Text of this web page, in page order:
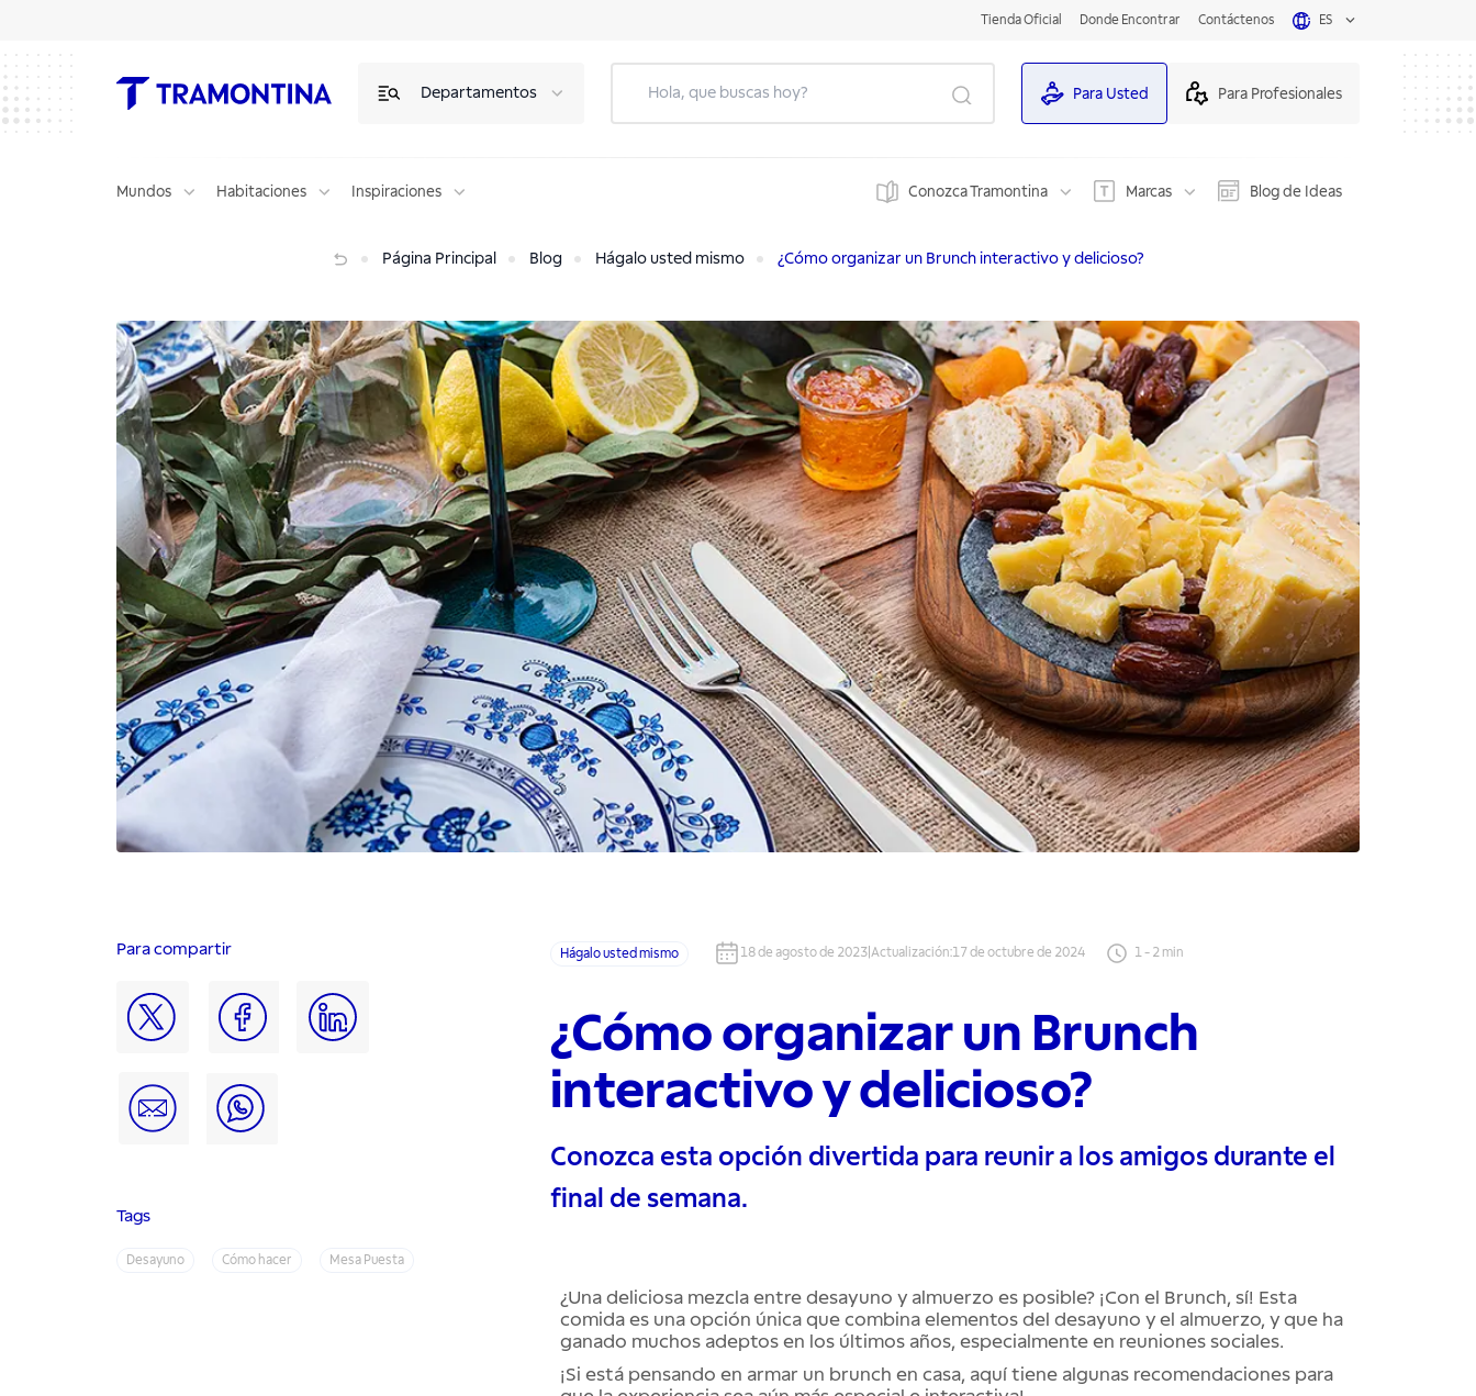
Tienda Oficial Donde Encontrar Contáctenos ES
Departamentos Para Usted Para Profesionales
Mundos Habitaciones Inspiraciones Conozca Tramontina Marcas Blog de Ideas
Página Principal Blog Hágalo usted mismo ¿Cómo organizar un Brunch interactivo y delicioso?
Para compartir
Tags
Desayuno Cómo hacer Mesa Puesta
Hágalo usted mismo 18 de agosto de 2023 Actualización:17 de octubre de 2024 1- 2 min
¿Cómo organizar un Brunch
interactivo y delicioso?
Conozca esta opción divertida para reunir a los amigos durante el
final de semana.
¿Una deliciosa mezcla entre desayuno y almuerzo es posible? ¡Con el Brunch, sí! Esta
comida es una opción única que combina elementos del desayuno y el almuerzo, y que ha
ganado muchos adeptos en los últimos años, especialmente en reuniones sociales.
¡Si está pensando en armar un brunch en casa, aquí tiene algunas recomendaciones para